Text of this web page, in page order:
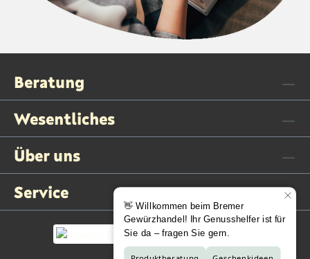
Beratung
Wesentliches
Über uns
Service